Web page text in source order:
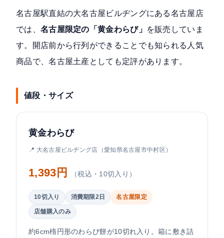
名古屋駅直結の大名古屋ビルヂングにある名古屋店
では、 名古屋限定の「黄金わらび」 を販売していま
す。開店前から行列ができることでも知られる人気
商品で、名古屋土産としても定評があります。
値段・サイズ
黄金わらび
📍 大名古屋ビルヂング店（愛知県名古屋市中村区）
1,393円 （税込・10切入り）
10切入り 消費期限2日 名古屋限定
店舗購入のみ
約6cm楕円形のわらび餅が10切れ入り。箱に敷き詰